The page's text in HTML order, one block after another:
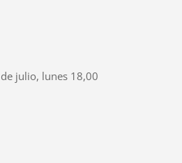
de julio, lunes 18,00